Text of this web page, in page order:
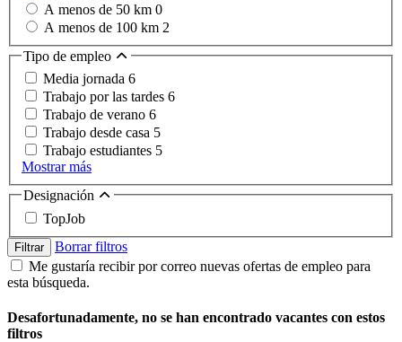
A menos de 50 km 0
A menos de 100 km 2
Tipo de empleo
Media jornada 6
Trabajo por las tardes 6
Trabajo de verano 6
Trabajo desde casa 5
Trabajo estudiantes 5
Mostrar más
Designación
TopJob
Filtrar
Borrar filtros
Me gustaría recibir por correo nuevas ofertas de empleo para
esta búsqueda.
Desafortunadamente, no se han encontrado vacantes con estos
filtros